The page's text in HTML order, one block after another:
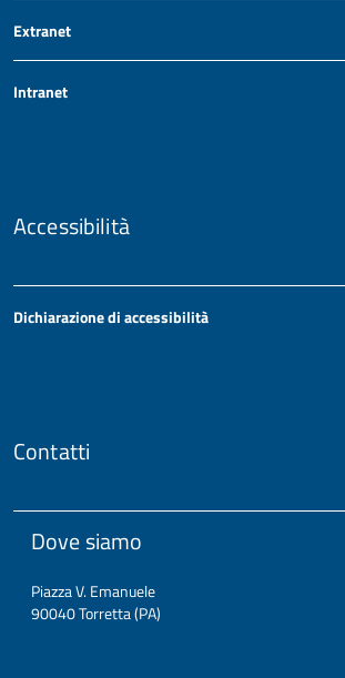
Extranet
Intranet
Accessibilità
Dichiarazione di accessibilità
Contatti
Dove siamo
Piazza V. Emanuele
90040 Torretta (PA)